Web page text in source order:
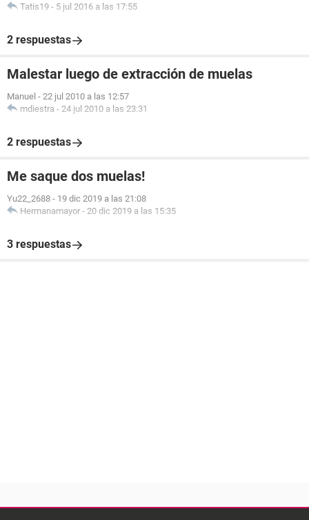
Tatis19 - 5 jul 2016 a las 17:55
2 respuestas
Malestar luego de extracción de muelas
Manuel - 22 jul 2010 a las 12:57
mdiestra - 24 jul 2010 a las 23:31
2 respuestas
Me saque dos muelas!
Yu22_2688 - 19 dic 2019 a las 21:08
Hermanamayor - 20 dic 2019 a las 15:35
3 respuestas